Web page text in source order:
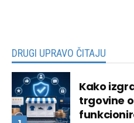
DRUGI UPRAVO ČITAJU
Kako
trgovine